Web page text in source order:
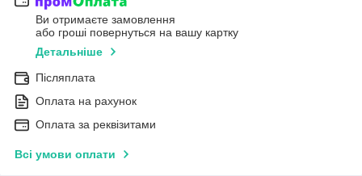
Ви отримаєте замовлення
або гроші повернуться на вашу картку
Детальніше
Післяплата
Оплата на рахунок
Оплата за реквізитами
Всі умови оплати